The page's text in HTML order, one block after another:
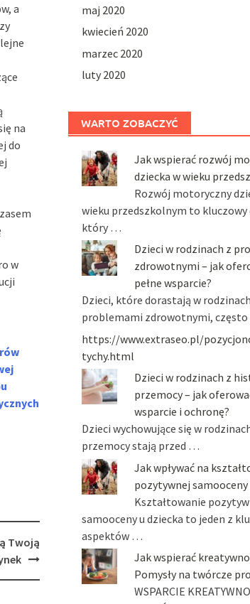
a
na
do
w
Twoją
maj 2020
kwiecień 2020
marzec 2020
luty 2020
WARTO ZOBACZYĆ
Jak wspierać rozwój
dziecka w wieku
Rozwój motoryczny
wieku przedszkolnym to
który …
Dzieci w rodzinach z
zdrowotnymi – jak
pełne wsparcie?
Dzieci, które dorastają w
problemami zdrowotnymi,
https://www.extraseo.pl/
tychy.html
Dzieci w rodzinach z
przemocy – jak
wsparcie i ochronę?
Dzieci wychowujące się w
przemocy stają przed …
Jak wpływać na
pozytywnej samooceny
Kształtowanie
samooceny u dziecka to jeden z
aspektów …
Jak wspierać
Pomysły na twórcze
WSPARCIE